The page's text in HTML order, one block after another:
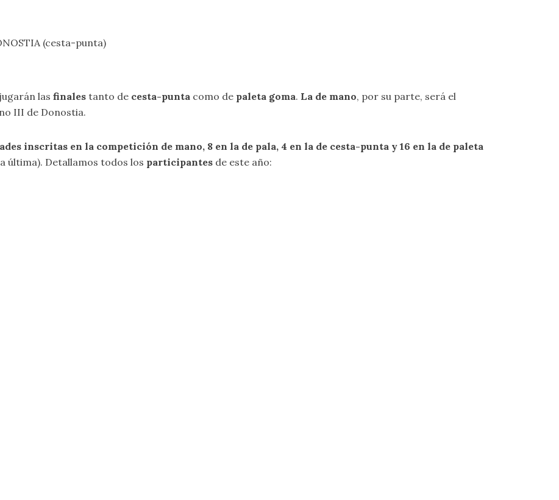
(cesta-punta)
las finales tanto de cesta-punta como de paleta goma. La de mano, por su parte, será el
III de Donostia.
inscritas en la competición de mano, 8 en la de pala, 4 en la de cesta-punta y 16 en la de paleta
última). Detallamos todos los participantes de este año: